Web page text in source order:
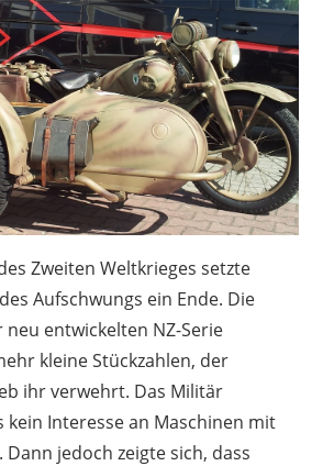
Zweiten Weltkrieges setzte
Aufschwungs ein Ende. Die
entwickelten NZ-Serie
kleine Stückzahlen, der
ihr verwehrt. Das Militär
kein Interesse an Maschinen mit
jedoch zeigte sich, dass